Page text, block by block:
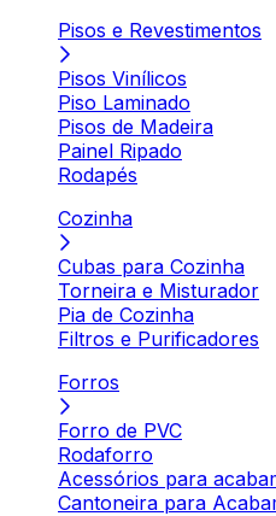
Pisos e Revestimentos
Pisos Vinílicos
Piso Laminado
Pisos de Madeira
Painel Ripado
Rodapés
Cozinha
Cubas para Cozinha
Torneira e Misturador
Pia de Cozinha
Filtros e Purificadores
Forros
Forro de PVC
Rodaforro
Acessórios para
Cantoneira para